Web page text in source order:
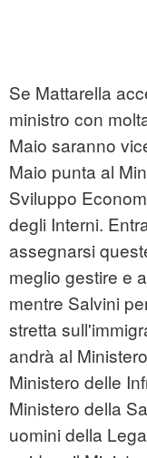
Se Mattarella
ministro con
Maio saranno
Maio punta al
Sviluppo
degli Interni.
assegnarsi
meglio gestire e
mentre Salvini
stretta
andrà al
Ministero delle
Ministero della
uomini della